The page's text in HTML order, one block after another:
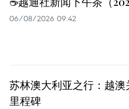
06/08/2026 09:42
苏林澳大利亚之行：越
里程碑